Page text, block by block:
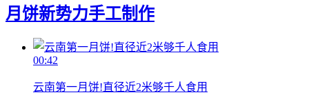
月饼新势力手工制作
00:42
云南第一月饼!直径近2米够千人食用